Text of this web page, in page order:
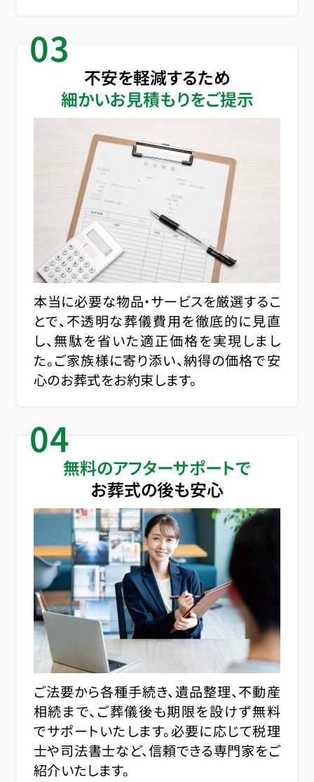
03
不安を軽減するため
細かいお見積もりをご提示
本当に必要な物品・サービスを厳選するこ
とで、不透明な葬儀費用を徹底的に見直
し、無駄を省いた適正価格を実現しまし
た。ご家族様に寄り添い、納得の価格で安
心のお葬式をお約束します。
04
無料のアフターサポートで
お葬式の後も安心
ご法要から各種手続き、遺品整理、不動産
相続まで、ご葬儀後も期限を設けず無料
でサポートいたします。必要に応じて税理
士や司法書士など、信頼できる専門家をご
紹介いたします。